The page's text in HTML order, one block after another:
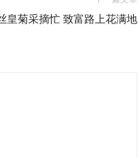
皇菊采摘忙 致富路上花满地